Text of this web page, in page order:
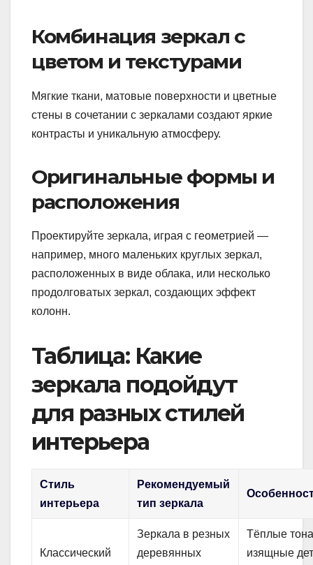
Комбинация зеркал с
цветом и текстурами
Мягкие ткани, матовые поверхности и цветные
стены в сочетании с зеркалами создают яркие
контрасты и уникальную атмосферу.
Оригинальные формы и
расположения
Проектируйте зеркала, играя с геометрией —
например, много маленьких круглых зеркал,
расположенных в виде облака, или несколько
продолговатых зеркал, создающих эффект
колонн.
Таблица: Какие
зеркала подойдут
для разных стилей
интерьера
Стиль
интерьера
Рекомендуемый
тип зеркала
Классический
Зеркала в резных
деревянных
Тёплые
изящные